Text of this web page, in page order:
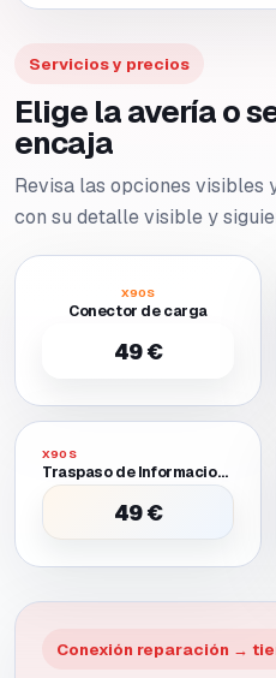
Servicios y precios
Elige la avería o
encaja
Revisa las opciones visibles
con su detalle visible y
X90S
Conector de carga
49 €
X90S
Traspaso de Informacion Entre Dos Moviles Funcionales
49 €
Conexión reparación →